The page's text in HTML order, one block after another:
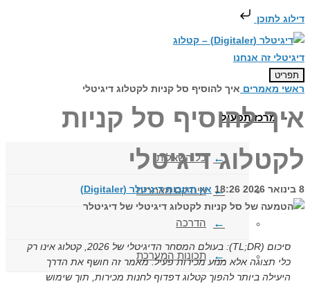
דילוג לתוכן
תפריט
מרכז תפעול
כל השאלות
אינדקס מאמרים
הדרכה
תכונות המערכת
ראשי מאמרים איך להוסיף סל קניות לקטלוג דיגיטלי
איך להוסיף סל קניות
לקטלוג דיגיטלי
8 בינואר 2026 18:26 אין תגובות דיגיטלר (Digitaler)
סיכום (TL;DR): בעולם המסחר הדיגיטלי של 2026, קטלוג אינו רק
כלי תצוגה אלא מנוע מכירות פעיל. מאמר זה חושף את הדרך
היעילה ביותר להפוך קטלוג דפדוף לחנות מכירות, תוך שימוש